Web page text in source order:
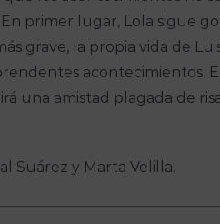
primer lugar, Lola sigue
grave, la propia vida de
acontecimientos.
una amistad plagada de
Suárez y Marta Velilla.